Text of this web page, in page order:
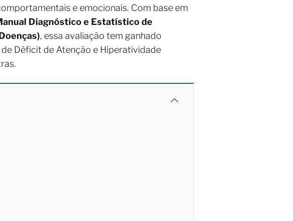
e emocionais. Com base em
Diagnóstico e Estatístico de
, essa avaliação tem ganhado
Déficit de Atenção e Hiperatividade